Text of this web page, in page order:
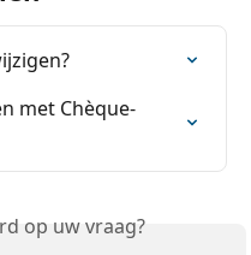
met Chèque-
op uw vraag?